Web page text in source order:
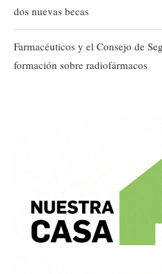
dos nuevas becas
Farmacéuticos y el Consejo de
formación sobre radiofármacos